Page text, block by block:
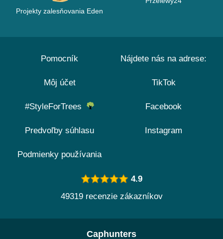
Projekty zalesňovania Eden
Pomocník
Môj účet
#StyleForTrees
Predvoľby súhlasu
Podmienky používania
Nájdete nás na adrese:
TikTok
Facebook
Instagram
4.9
49319 recenzie zákazníkov
Caphunters